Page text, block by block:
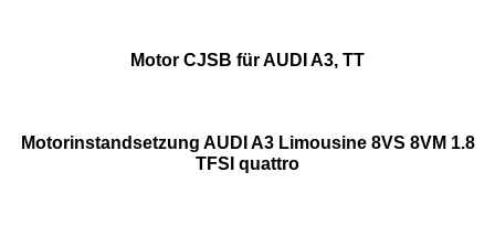
Motor CJSB für AUDI A3, TT
Motorinstandsetzung AUDI A3 Limousine 8VS 8VM 1.8
TFSI quattro